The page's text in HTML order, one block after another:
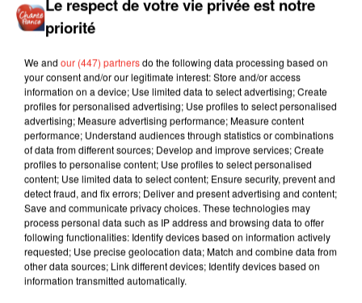
priorité
We and our (447) partnersdo the following data processing based on
your consent and/or our legitimate interest: Store and/or access
information on a device; Use limited data to select advertising; Create
profiles for personalised advertising; Use profiles to select personalised
advertising; Measure advertising performance; Measure content
performance; Understand audiences through statistics or combinations
of data from different sources; Develop and improve services; Create
profiles to personalise content; Use profiles to select personalised
content; Use limited data to select content; Ensure security, prevent and
detect fraud, and fix errors; Deliver and present advertising and content;
Save and communicate privacy choices. These technologies may
process personal data such as IP address and browsing data to offer
following functionalities: Identify devices based on information actively
requested; Use precise geolocation data; Match and combine data from
other data sources; Link different devices; Identify devices based on
information transmitted automatically.